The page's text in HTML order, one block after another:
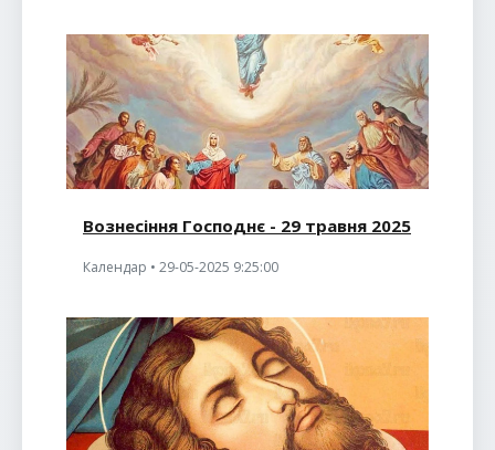
Вознесіння Господнє - 29 травня 2025
Календар • 29-05-2025 9:25:00